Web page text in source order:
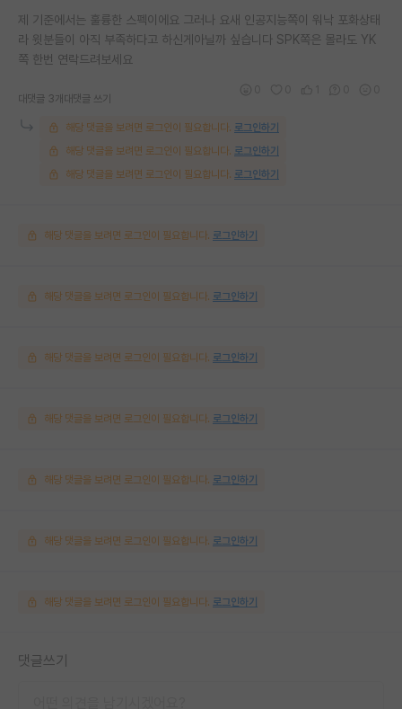
제 기준에서는 훌륭한 스펙이에요 그러나 요새 인공지능쪽이 워낙 포화상태
라 윗분들이 아직 부족하다고 하신게아닐까 싶습니다 SPK쪽은 몰라도 YK
쪽 한번 연락드려보세요
대댓글 3개 대댓글 쓰기
해당 댓글을 보려면 로그인이 필요합니다. 로그인하기
해당 댓글을 보려면 로그인이 필요합니다. 로그인하기
해당 댓글을 보려면 로그인이 필요합니다. 로그인하기
해당 댓글을 보려면 로그인이 필요합니다. 로그인하기
해당 댓글을 보려면 로그인이 필요합니다. 로그인하기
해당 댓글을 보려면 로그인이 필요합니다. 로그인하기
해당 댓글을 보려면 로그인이 필요합니다. 로그인하기
해당 댓글을 보려면 로그인이 필요합니다. 로그인하기
해당 댓글을 보려면 로그인이 필요합니다. 로그인하기
해당 댓글을 보려면 로그인이 필요합니다. 로그인하기
댓글쓰기